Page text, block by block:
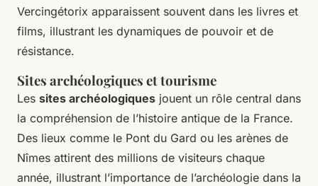
Vercingétorix apparaissent souvent dans les livres et
films, illustrant les dynamiques de pouvoir et de
résistance.
Sites archéologiques et tourisme
Les sites archéologiques jouent un rôle central dans
la compréhension de l’histoire antique de la France.
Des lieux comme le Pont du Gard ou les arènes de
Nîmes attirent des millions de visiteurs chaque
année, illustrant l’importance de l’archéologie dans la